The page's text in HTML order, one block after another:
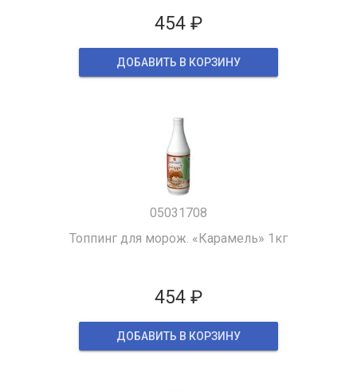
454 ₽
ДОБАВИТЬ В КОРЗИНУ
05031708
Топпинг для морож. «Карамель» 1кг
454 ₽
ДОБАВИТЬ В КОРЗИНУ